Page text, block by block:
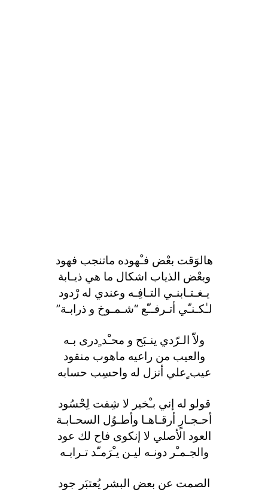
هالوَقت بعْض فـْهوده ماتنجب فهود
وبعْض الذياب اشكال ما هي ذيـابة
يـغـتـابنـي التـافِـه وعندي له رْدود
لـٰكـنـّي أتـرفــّع “شـمـوخ و ذرابـة”
ولاّ الـرّدي ينـبَح و محـْد ٍدرى بـه
والعيب من راعيه ماهوب منقود
عيب ٍعلي أنزل له واحسِب حسابه
قولو له إني بـْخير لا شِفت لِحْسُود
أحـجـارٍ أرقـاهـا وأطـوُل السحـابـة
العود الأصلي لا إنكوى فاح لك عود
والجـمـْر دونـه ليـن يـْرَمـّد تـرابـه
الصمت عن بعض البشر يُعتبَر جود